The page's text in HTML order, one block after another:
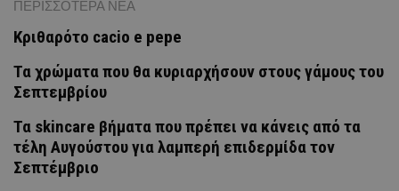
ΠΕΡΙΣΣΟΤΕΡΑ ΝΕΑ
Κριθαρότο cacio e pepe
Τα χρώματα που θα κυριαρχήσουν στους γάμους του
Σεπτεμβρίου
Τα skincare βήματα που πρέπει να κάνεις από τα
τέλη Αυγούστου για λαμπερή επιδερμίδα τον
Σεπτέμβριο